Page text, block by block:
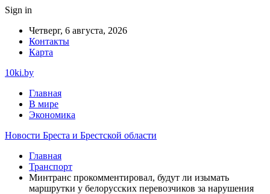
Sign in
Четверг, 6 августа, 2026
Контакты
Карта
10ki.by
Главная
В мире
Экономика
Новости Бреста и Брестской области
Главная
Транспорт
Минтранс прокомментировал, будут ли изымать
маршрутки у белорусских перевозчиков за нарушения